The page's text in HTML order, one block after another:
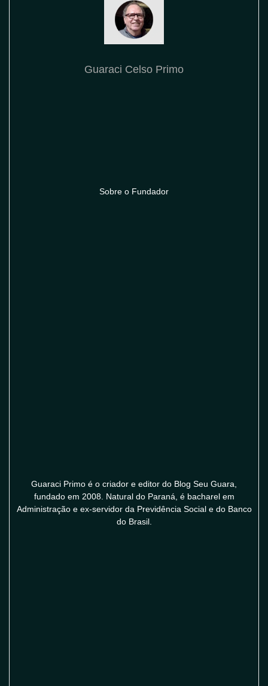
Guaraci Celso Primo
Sobre o Fundador
Guaraci Primo é o criador e editor do Blog Seu Guara,
fundado em 2008. Natural do Paraná, é bacharel em
Administração e ex-servidor da Previdência Social e do Banco
do Brasil.